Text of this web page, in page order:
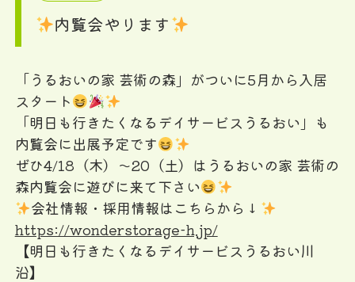
内覧会やります
「うるおいの家 芸術の森」がついに5月から入居
スタート
「明日も行きたくなるデイサービスうるおい」も
内覧会に出展予定です
ぜひ4/18（木）〜20（土）はうるおいの家 芸術の
森内覧会に遊びに来て下さい
会社情報・採用情報はこちらから↓
https://wonderstorage-h.jp/
【明日も行きたくなるデイサービスうるおい川
沿】